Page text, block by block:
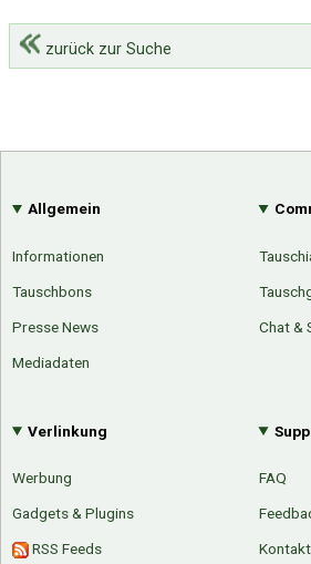
zurück zur Suche
Allgemein
Informationen
Tauschbons
Presse News
Mediadaten
Chat &
Verlinkung
Werbung
Gadgets & Plugins
RSS Feeds
FAQ
Kontakt